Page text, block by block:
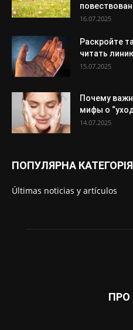
16.07.2025
Раскройте
читать
15.07.2025
Почему
мифы о
14.07.2025
ПОПУЛЯРНА КАТЕГОРІЯ
Últimas noticias y artículos
ПРО